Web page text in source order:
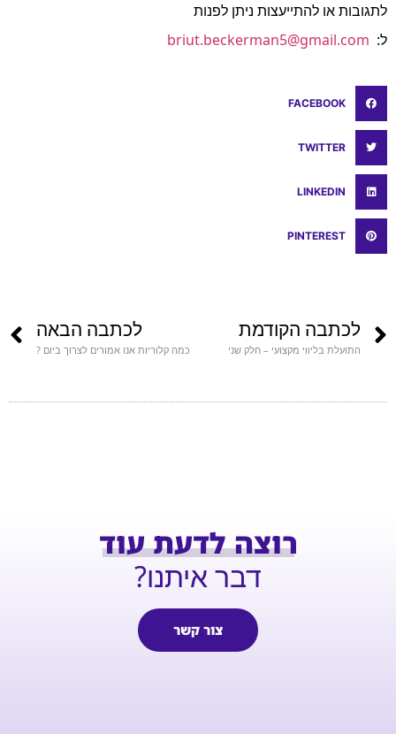
לתגובות או להתייעצות ניתן לפנות
ל: briut.beckerman5@gmail.com
FACEBOOK
TWITTER
LINKEDIN
PINTEREST
לכתבה הקודמת
התועלת בליווי מקצועי – חלק שני
לכתבה הבאה
כמה קלוריות אנו אמורים לצרוך ביום ?
רוצה לדעת עוד
דבר איתנו?
צור קשר